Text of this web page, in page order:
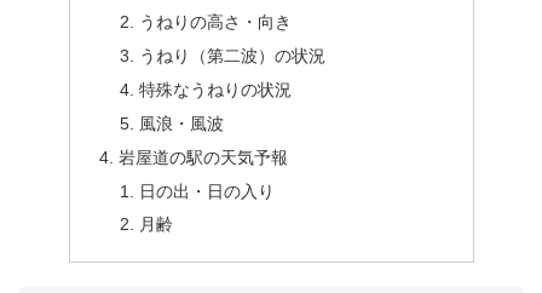
うねりの高さ・向き
うねり（第二波）の状況
特殊なうねりの状況
風浪・風波
岩屋道の駅の天気予報
日の出・日の入り
月齢